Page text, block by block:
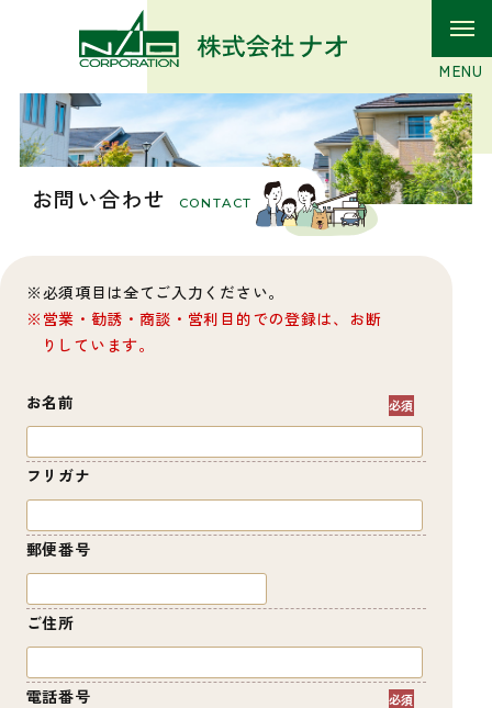
お問い合わせ CONTACT
必須項目は全てご入力ください。
営業・勧誘・商談・営利目的での登録は、お断
りしています。
お名前
フリガナ
郵便番号
ご住所
電話番号